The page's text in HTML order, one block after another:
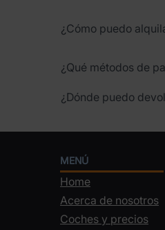
¿Cómo puedo
¿Qué métodos de
¿Dónde puedo
MENÚ
Home
Acerca de nosotros
Coches y precios